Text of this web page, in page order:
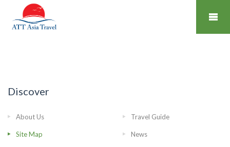
Discover
About Us Travel Guide
Site Map News